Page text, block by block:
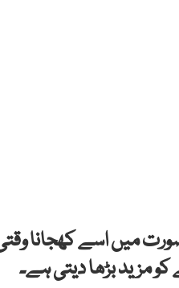
میں اسے کھجانا وقتی
مزید بڑھا دیتی ہے۔